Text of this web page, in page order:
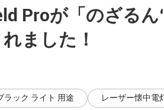
Proが「のざるん
ました！
ラック ライト 用途 レーザー懐中電